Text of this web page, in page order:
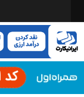
این
قسمت
چند رسانه ای